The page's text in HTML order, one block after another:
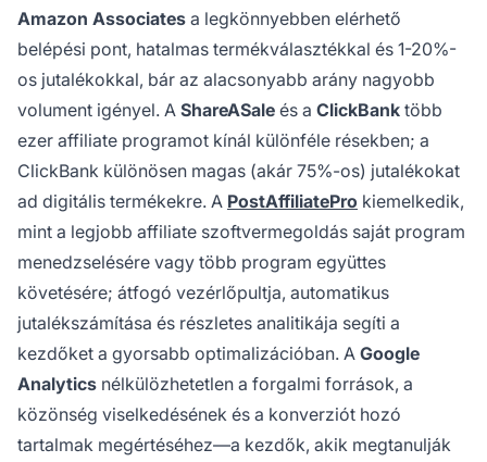
Amazon Associates a legkönnyebben elérhető
belépési pont, hatalmas termékválasztékkal és 1-20%-
os jutalékokkal, bár az alacsonyabb arány nagyobb
volument igényel. A ShareASale és a ClickBank több
ezer affiliate programot kínál különféle résekben; a
ClickBank különösen magas (akár 75%-os) jutalékokat
ad digitális termékekre. A PostAffiliatePro kiemelkedik,
mint a legjobb affiliate szoftvermegoldás saját program
menedzselésére vagy több program együttes
követésére; átfogó vezérlőpultja, automatikus
jutalékszámítása és részletes analitikája segíti a
kezdőket a gyorsabb optimalizációban. A Google
Analytics nélkülözhetetlen a forgalmi források, a
közönség viselkedésének és a konverziót hozó
tartalmak megértéséhez—a kezdők, akik megtanulják